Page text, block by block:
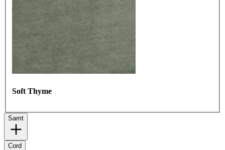
Soft Thyme
Samt
Cord